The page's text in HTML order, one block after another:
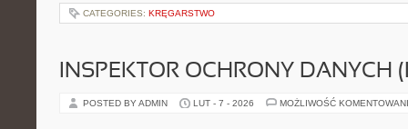
CATEGORIES: KRĘGARSTWO
INSPEKTOR OCHRONY DANYCH
POSTED BY ADMIN LUT - 7 - 2026 MOŻLIWOŚĆ